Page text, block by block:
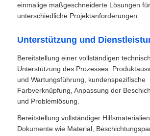
einmalige maßgeschneiderte Lösungen für
unterschiedliche Projektanforderungen.
Unterstützung und
Bereitstellung einer vollständigen
Unterstützung des Prozesses:
und Wartungsführung, kundenspezifische
Farbverknüpfung, Anpassung der
und Problemlösung.
Bereitstellung vollständiger
Dokumente wie Material,